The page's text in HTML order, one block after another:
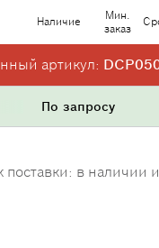
Наличие
Мин.
заказ
артикул:
По запросу
в наличии